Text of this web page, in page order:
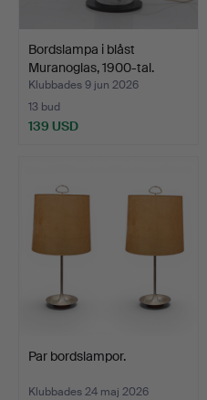
Bordslampa i blåst
Muranoglas, 1900-tal.
Klubbades 9 jun 2026
13 bud
139 USD
Par bordslampor.
Klubbades 24 maj 2026